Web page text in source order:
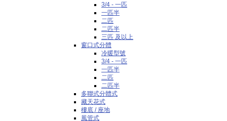
3/4 - 一匹
一匹半
二匹
二匹半
三匹 及以上
窗口式分體
冷暖型號
3/4 - 一匹
一匹半
二匹
二匹半
多聯式分體式
藏天花式
樓底 / 座地
風管式